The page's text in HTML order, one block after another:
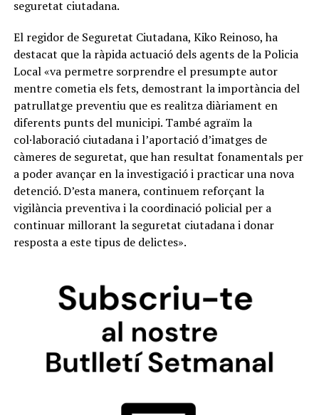
seguretat ciutadana.
El regidor de Seguretat Ciutadana, Kiko Reinoso, ha
destacat que la ràpida actuació dels agents de la Policia
Local «va permetre sorprendre el presumpte autor
mentre cometia els fets, demostrant la importància del
patrullatge preventiu que es realitza diàriament en
diferents punts del municipi. També agraïm la
col·laboració ciutadana i l’aportació d’imatges de
càmeres de seguretat, que han resultat fonamentals per
a poder avançar en la investigació i practicar una nova
detenció. D’esta manera, continuem reforçant la
vigilància preventiva i la coordinació policial per a
continuar millorant la seguretat ciutadana i donar
resposta a este tipus de delictes».